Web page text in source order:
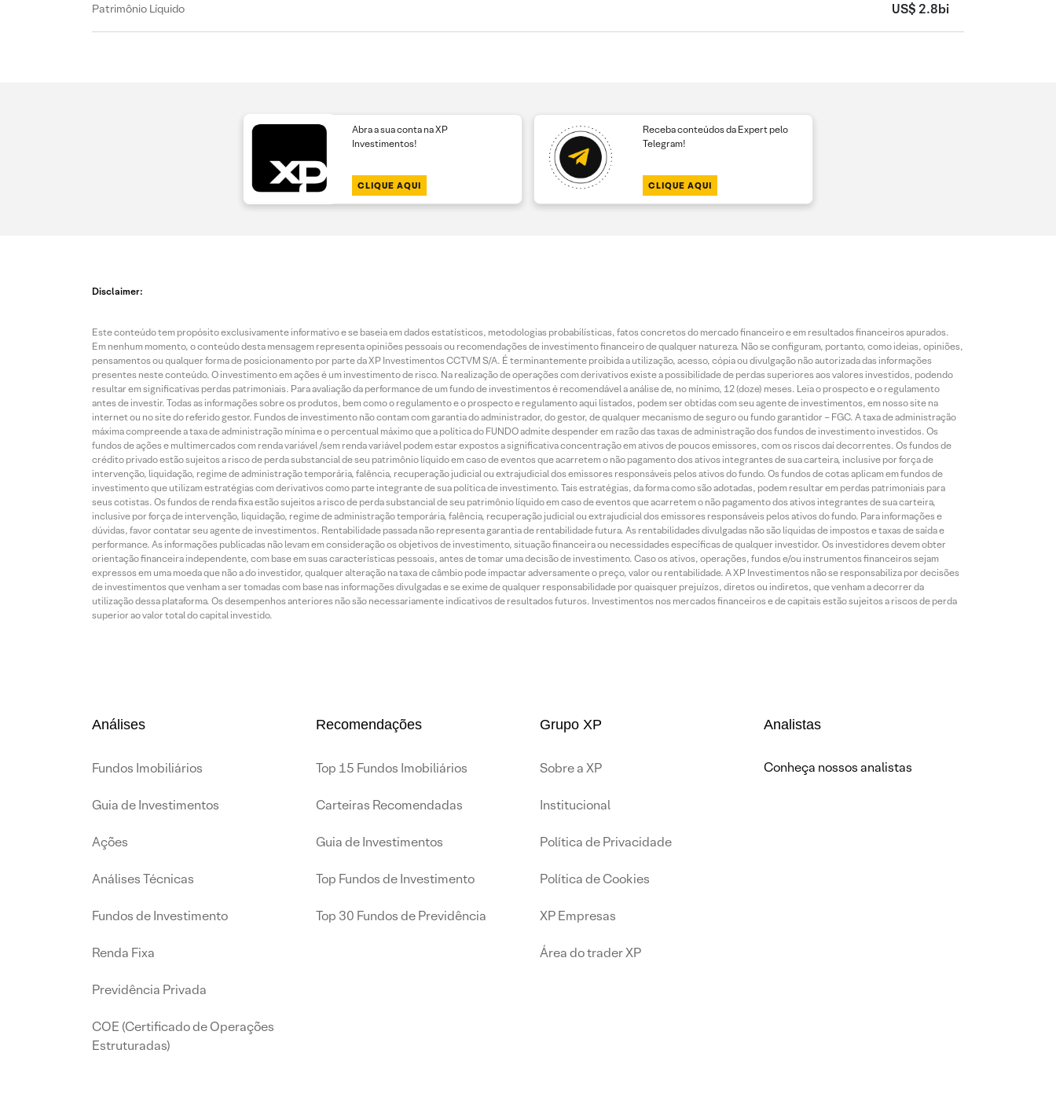
Patrimônio Líquido US$ 2.8bi
Abra a sua conta na XP
Investimentos!
CLIQUE AQUI
Receba conteúdos da Expert pelo
Telegram!
CLIQUE AQUI
Disclaimer:
Este conteúdo tem propósito exclusivamente informativo e se baseia em dados estatísticos, metodologias probabilísticas, fatos concretos do mercado financeiro e em resultados financeiros apurados.
Em nenhum momento, o conteúdo desta mensagem representa opiniões pessoais ou recomendações de investimento financeiro de qualquer natureza. Não se configuram, portanto, como ideias, opiniões,
pensamentos ou qualquer forma de posicionamento por parte da XP Investimentos CCTVM S/A. É terminantemente proibida a utilização, acesso, cópia ou divulgação não autorizada das informações
presentes neste conteúdo. O investimento em ações é um investimento de risco. Na realização de operações com derivativos existe a possibilidade de perdas superiores aos valores investidos, podendo
resultar em significativas perdas patrimoniais. Para avaliação da performance de um fundo de investimentos é recomendável a análise de, no mínimo, 12 (doze) meses. Leia o prospecto e o regulamento
antes de investir. Todas as informações sobre os produtos, bem como o regulamento e o prospecto e regulamento aqui listados, podem ser obtidas com seu agente de investimentos, em nosso site na
internet ou no site do referido gestor. Fundos de investimento não contam com garantia do administrador, do gestor, de qualquer mecanismo de seguro ou fundo garantidor – FGC. A taxa de administração
máxima compreende a taxa de administração mínima e o percentual máximo que a política do FUNDO admite despender em razão das taxas de administração dos fundos de investimento investidos. Os
fundos de ações e multimercados com renda variável /sem renda variável podem estar expostos a significativa concentração em ativos de poucos emissores, com os riscos daí decorrentes. Os fundos de
crédito privado estão sujeitos a risco de perda substancial de seu patrimônio líquido em caso de eventos que acarretem o não pagamento dos ativos integrantes de sua carteira, inclusive por força de
intervenção, liquidação, regime de administração temporária, falência, recuperação judicial ou extrajudicial dos emissores responsáveis pelos ativos do fundo. Os fundos de cotas aplicam em fundos de
investimento que utilizam estratégias com derivativos como parte integrante de sua política de investimento. Tais estratégias, da forma como são adotadas, podem resultar em perdas patrimoniais para
seus cotistas. Os fundos de renda fixa estão sujeitos a risco de perda substancial de seu patrimônio líquido em caso de eventos que acarretem o não pagamento dos ativos integrantes de sua carteira,
inclusive por força de intervenção, liquidação, regime de administração temporária, falência, recuperação judicial ou extrajudicial dos emissores responsáveis pelos ativos do fundo. Para informações e
dúvidas, favor contatar seu agente de investimentos. Rentabilidade passada não representa garantia de rentabilidade futura. As rentabilidades divulgadas não são líquidas de impostos e taxas de saída e
performance. As informações publicadas não levam em consideração os objetivos de investimento, situação financeira ou necessidades específicas de qualquer investidor. Os investidores devem obter
orientação financeira independente, com base em suas características pessoais, antes de tomar uma decisão de investimento. Caso os ativos, operações, fundos e/ou instrumentos financeiros sejam
expressos em uma moeda que não a do investidor, qualquer alteração na taxa de câmbio pode impactar adversamente o preço, valor ou rentabilidade. A XP Investimentos não se responsabiliza por decisões
de investimentos que venham a ser tomadas com base nas informações divulgadas e se exime de qualquer responsabilidade por quaisquer prejuízos, diretos ou indiretos, que venham a decorrer da
utilização dessa plataforma. Os desempenhos anteriores não são necessariamente indicativos de resultados futuros. Investimentos nos mercados financeiros e de capitais estão sujeitos a riscos de perda
superior ao valor total do capital investido.
Análises
Fundos Imobiliários
Guia de Investimentos
Ações
Análises Técnicas
Fundos de Investimento
Renda Fixa
Previdência Privada
COE (Certificado de Operações
Estruturadas)
Recomendações
Top 15 Fundos Imobiliários
Carteiras Recomendadas
Guia de Investimentos
Top Fundos de Investimento
Top 30 Fundos de Previdência
Grupo XP
Sobre a XP
Institucional
Política de Privacidade
Política de Cookies
XP Empresas
Área do trader XP
Analistas
Conheça nossos analistas